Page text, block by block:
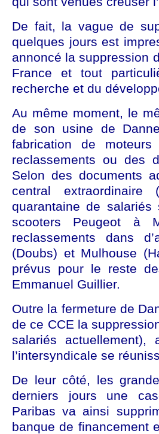
De fait, la vague de
quelques jours est
annoncé la suppression
France et tout
recherche et du
Au même moment, le
de son usine de
fabrication de
reclassements ou des
Selon des documents
central
quarantaine de salariés
scooters Peugeot à
reclassements dans
(Doubs) et Mulhouse
prévus pour le reste
Emmanuel Guillier.
Outre la fermeture de
de ce CCE la
salariés
l’intersyndicale se
De leur côté, les
derniers jours une
Paribas va ainsi
banque de financement